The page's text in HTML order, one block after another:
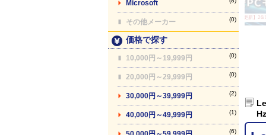
Microsoft
その他メーカー (0)
価格で探す
10,000円～19,999円 (0)
20,000円～29,999円 (0)
30,000円～39,999円 (2)
40,000円～49,999円 (1)
(6)
【最終更新】